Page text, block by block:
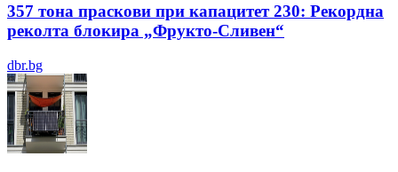
357 тона праскови при капацитет 230: Рекордна
реколта блокира „Фрукто-Сливен“
dbr.bg